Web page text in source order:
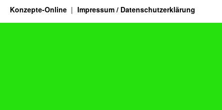
Konzepte-Online Impressum / Datenschutzerklärung